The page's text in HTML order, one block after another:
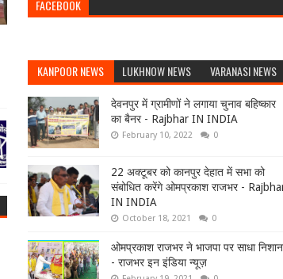
देवनपुर में ग्रामीणों ने लगाया चुनाव बहिष्कार
का बैनर - Rajbhar IN INDIA
February 10, 2022 0
संबोधित करेंगे ओमप्रकाश राजभर - Rajbhar
IN INDIA
October 18, 2021 0
ओमप्रकाश राजभर ने भाजपा पर साधा निशाना
- राजभर इन इंडिया न्यूज़
February 19, 2021 0